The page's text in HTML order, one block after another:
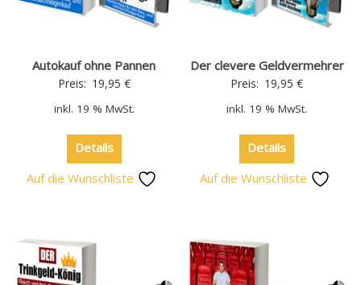
Autokauf ohne Pannen
Preis: 19,95 €
inkl. 19 % MwSt.
Details
Auf die Wunschliste
Der clevere Geldvermehrer
Preis: 19,95€
inkl. 19 % MwSt.
Details
Auf die Wunschliste